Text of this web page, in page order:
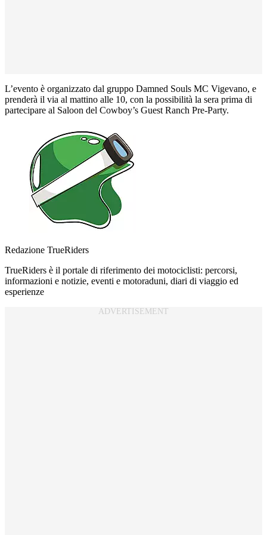
L’evento è organizzato dal gruppo Damned Souls MC Vigevano, e
prenderà il via al mattino alle 10, con la possibilità la sera prima di
partecipare al Saloon del Cowboy’s Guest Ranch Pre-Party.
Redazione TrueRiders
TrueRiders è il portale di riferimento dei motociclisti: percorsi,
informazioni e notizie, eventi e motoraduni, diari di viaggio ed
esperienze